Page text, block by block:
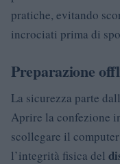
pratiche, evitando
incrociati prima di
Preparazione
La sicurezza parte
Aprire la confezione
scollegare il
l’integrità fisica del